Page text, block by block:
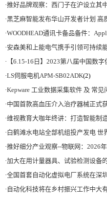
·推好品牌观察：西门子在沪设立其
·黑芝麻智能发布华山开发者计划 高
·WOODHEAD通讯卡备品备件：Applicom
·安森美和上能电气携手引领可持续能源应用的发展 两家公司合
· 【6.15-16日】2023第八届中国数
·LS伺服电机APM-SB02ADK(2)
·Kepware 工业数据采集软件 及 常见
·中国首款高血压介入治疗器械正式
·维视教育大咖年终讲：打造智能制
·白鹤滩水电站全部机组投产发电 世界最大清洁能源走廊全面建成|将
·推好细分产业观察--物联网：2026年中国物联网市场规模接
·加大在用计量器具、试验检测设备的自动化、数字化改造力度|
·全国首套自动化虚拟电厂系统在深圳试运
· 自动化科技将在乡村振兴工作中大有作为|《关于